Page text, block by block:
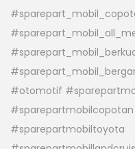
#otomotif
#sparepartmobiltoyota